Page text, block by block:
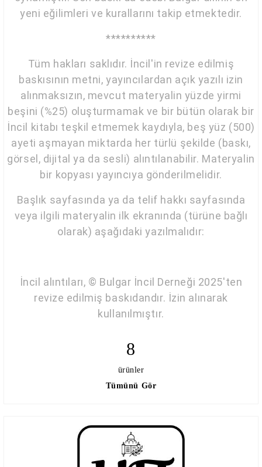
yeni eğilimleri ve kurallarını takip etmektedir.
**********
Tüm hakları saklıdır. İncil'in revize edilmiş
baskısının metni, yayıncılardan açık yazılı izin
alınmaksızın, mevcut materyalin yüzde yirmi
beşini (%25) oluşturmamak ve bir bütün olarak bir
İncil kitabı teşkil etmemek kaydıyla, beş yüz (500)
ayeti aşmayan miktarda her türlü şekilde (baskı,
görsel, dijital ya da sesli) alıntılanabilir. Materyalin
bir kopyası yayıncıya gönderilmelidir.
Başlık sayfasında ya da telif hakkı sayfasında
veya ilgili materyalin ilk ekranında (türüne bağlı
olarak) aşağıdaki yazılmalıdır:
İncil alıntıları, © Bulgar İncil Derneği 2025'ten
revize edilmiş baskıdandır. İzin alınarak
kullanılmıştır.
8
ürünler
Tümünü Gör